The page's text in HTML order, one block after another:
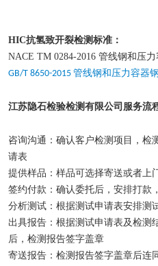
HIC抗氢致开裂检测标准：
NACE TM 0284-2016 管线钢和压
GB/T 8650-2015 管线钢和压力容器
江苏隐石检验检测有限公司 服务流
咨询沟通：确认客户检测项目，检
请表
提供样品：样品可选择寄送或者上
签约付款：确认委托后，安排打款
分析测试：根据测试申请表安排测
出具报告：根据测试申请表及检测
后，检测报告签字盖章
寄送报告：检测报告签字盖章后连